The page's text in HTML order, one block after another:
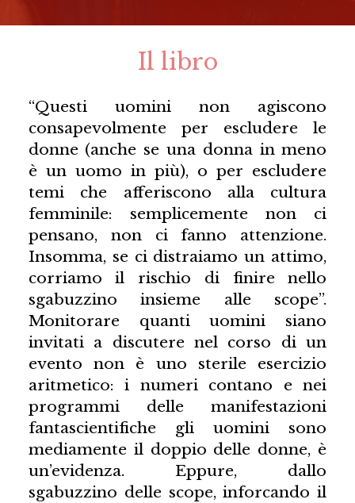
Il libro
“Questi uomini non agiscono
consapevolmente per escludere le
donne (anche se una donna in meno
è un uomo in più), o per escludere
temi che afferiscono alla cultura
femminile: semplicemente non ci
pensano, non ci fanno attenzione.
Insomma, se ci distraiamo un attimo,
corriamo il rischio di finire nello
sgabuzzino insieme alle scope”.
Monitorare quanti uomini siano
invitati a discutere nel corso di un
evento non è uno sterile esercizio
aritmetico: i numeri contano e nei
programmi delle manifestazioni
fantascientifiche gli uomini sono
mediamente il doppio delle donne, è
un’evidenza. Eppure, dallo
sgabuzzino delle scope, inforcando il